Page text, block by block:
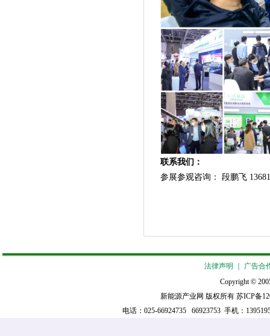
联系我们：
参展参观咨询： 段鹏飞
法律声明
广告合
Copyright ©
新能源产业网 版权所有 苏ICP备
电话：025-66924735 66923753 手机：